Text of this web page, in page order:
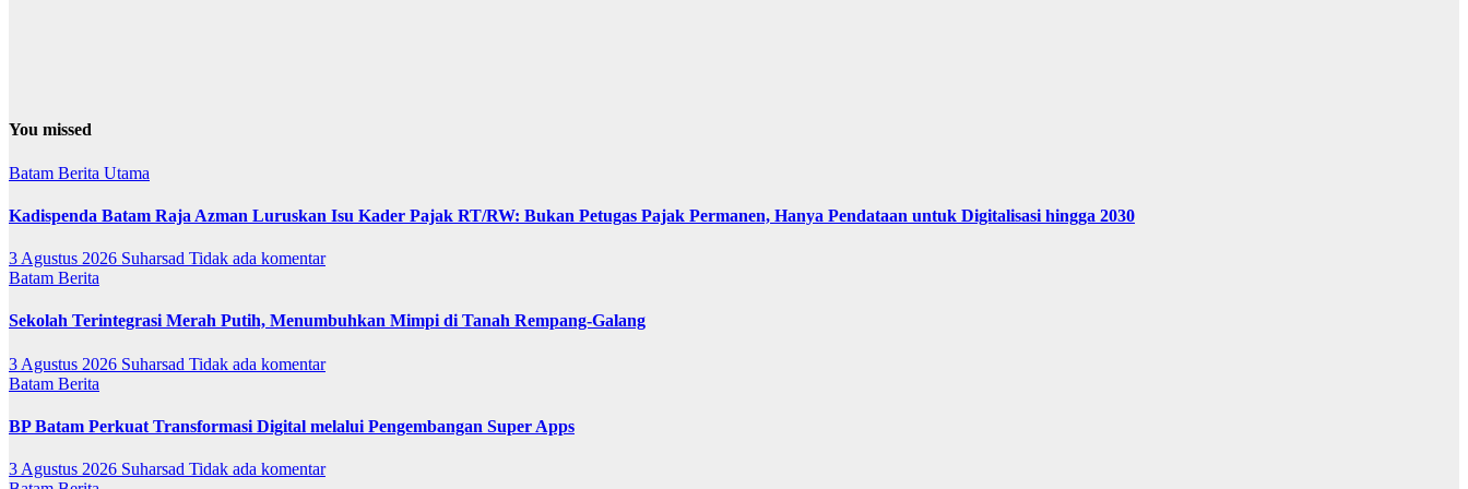
You missed
Batam Berita Utama
Kadispenda Batam Raja Azman Luruskan Isu Kader Pajak RT/RW: Bukan Petugas Pajak Permanen, Hanya Pendataan untuk Digitalisasi hingga 2030
3 Agustus 2026 Suharsad Tidak ada komentar
Batam Berita
Sekolah Terintegrasi Merah Putih, Menumbuhkan Mimpi di Tanah Rempang-Galang
3 Agustus 2026 Suharsad Tidak ada komentar
Batam Berita
BP Batam Perkuat Transformasi Digital melalui Pengembangan Super Apps
3 Agustus 2026 Suharsad Tidak ada komentar